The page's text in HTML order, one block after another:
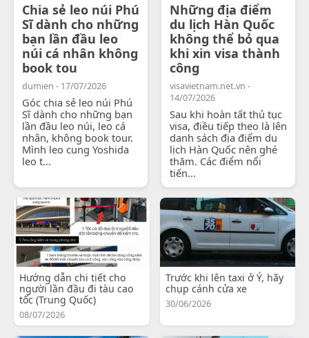
Chia sẻ leo núi Phú
Sĩ dành cho những
bạn lần đầu leo
núi cá nhân không
book tou
dumien - 17/07/2026
Góc chia sẻ leo núi Phú
Sĩ dành cho những bạn
lần đầu leo núi, leo cá
nhân, không book tour.
Mình leo cung Yoshida
leo t...
Những địa điểm
du lịch Hàn Quốc
không thể bỏ qua
khi xin visa thành
công
visavietnam.net.vn -
14/07/2026
Sau khi hoàn tất thủ tục
visa, điều tiếp theo là lên
danh sách địa điểm du
lịch Hàn Quốc nên ghé
thăm. Các điểm nổi
tiến...
Hướng dẫn chi tiết cho
người lần đầu đi tàu cao
tốc (Trung Quốc)
08/07/2026
Trước khi lên taxi ở Ý, hãy
chụp cánh cửa xe
30/06/2026